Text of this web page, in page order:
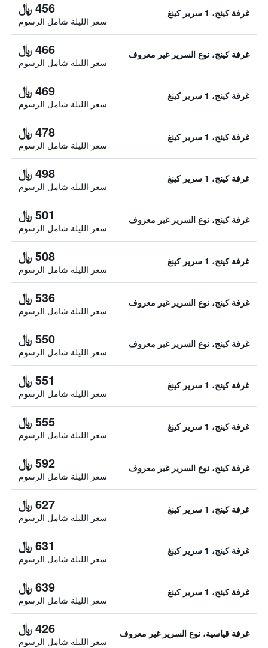
غرفة كينج، 1 سرير كينغ 456 ﷼
سعر الليلة شامل الرسوم
غرفة كينج، نوع السرير غير معروف 466 ﷼
سعر الليلة شامل الرسوم
غرفة كينج، 1 سرير كينغ 469 ﷼
سعر الليلة شامل الرسوم
غرفة كينج، 1 سرير كينغ 478 ﷼
سعر الليلة شامل الرسوم
غرفة كينج، 1 سرير كينغ 498 ﷼
سعر الليلة شامل الرسوم
غرفة كينج، نوع السرير غير معروف 501 ﷼
سعر الليلة شامل الرسوم
غرفة كينج، 1 سرير كينغ 508 ﷼
سعر الليلة شامل الرسوم
غرفة كينج، نوع السرير غير معروف 536 ﷼
سعر الليلة شامل الرسوم
غرفة كينج، نوع السرير غير معروف 550 ﷼
سعر الليلة شامل الرسوم
غرفة كينج، 1 سرير كينغ 551 ﷼
سعر الليلة شامل الرسوم
غرفة كينج، 1 سرير كينغ 555 ﷼
سعر الليلة شامل الرسوم
غرفة كينج، نوع السرير غير معروف 592 ﷼
سعر الليلة شامل الرسوم
غرفة كينج، 1 سرير كينغ 627 ﷼
سعر الليلة شامل الرسوم
غرفة كينج، 1 سرير كينغ 631 ﷼
سعر الليلة شامل الرسوم
غرفة كينج، 1 سرير كينغ 639 ﷼
سعر الليلة شامل الرسوم
غرفة قياسية، نوع السرير غير معروف 426 ﷼
سعر الليلة شامل الرسوم